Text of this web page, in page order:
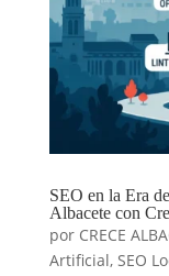
SEO en la Era
Albacete con
por CRECE
Artificial, SEO